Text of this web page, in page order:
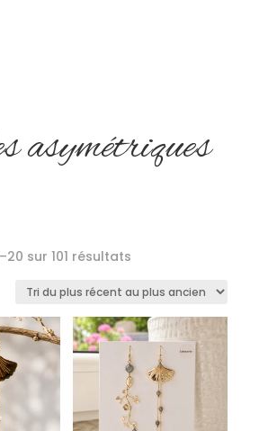
asymétriques
sur 101 résultatsTrié
plus
récent
au
plus
ancien